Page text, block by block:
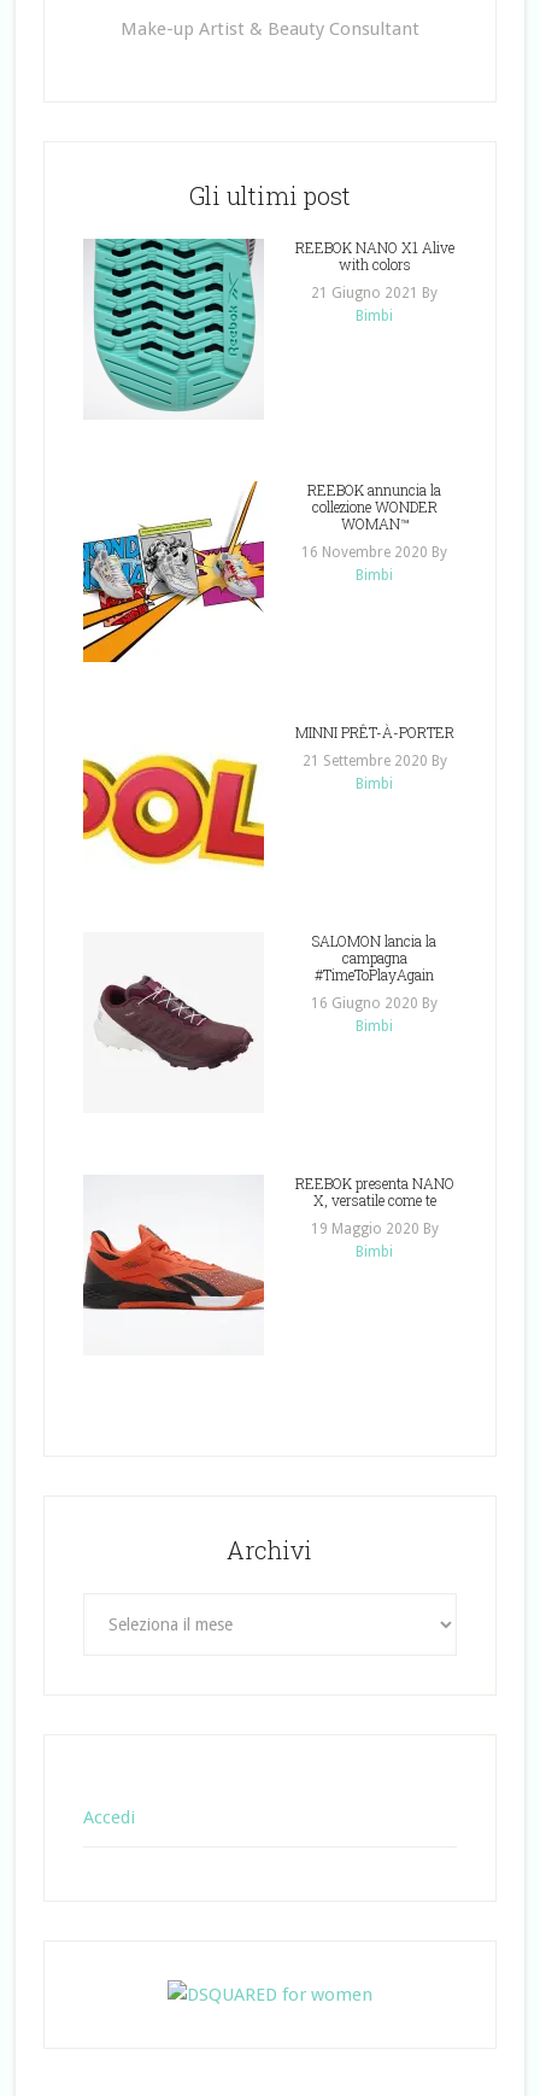
Make-up Artist & Beauty Consultant
Gli ultimi post
REEBOK NANO X1 Alive
with colors
21 Giugno 2021 By
Bimbi
REEBOK annuncia la
collezione WONDER
WOMAN™
16 Novembre 2020 By
Bimbi
MINNI PRÊT-À-PORTER
21 Settembre 2020 By
Bimbi
SALOMON lancia la
campagna
#TimeToPlayAgain
16 Giugno 2020 By
Bimbi
REEBOK presenta NANO
X, versatile come te
19 Maggio 2020 By
Bimbi
Archivi
Accedi